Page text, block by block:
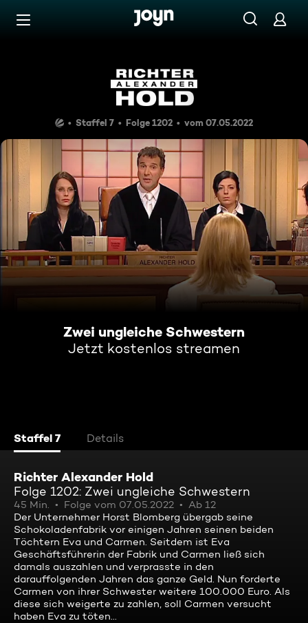
Zum Inhalt springen
Zwei ungleiche Schwestern
Staffel 7 Folge 1202 vom 07.05.2022
Zwei ungleiche Schwestern
Jetzt kostenlos streamen
Staffel 7 Details
Richter Alexander Hold
Folge 1202: Zwei ungleiche Schwestern
45 Min. Folge vom 07.05.2022
Ab 12
Der Unternehmer Horst Blomberg übergab seine
Schokoladenfabrik vor einigen Jahren seinen beiden
Töchtern Eva und Carmen. Seitdem ist Eva
Geschäftsführerin der Fabrik und Carmen ließ sich
damals auszahlen und verprasste in den
darauffolgenden Jahren das ganze Geld. Nun forderte
Carmen von ihrer Schwester weitere 100.000 Euro. Als
diese sich weigerte zu zahlen, soll Carmen versucht
haben Eva zu töten...